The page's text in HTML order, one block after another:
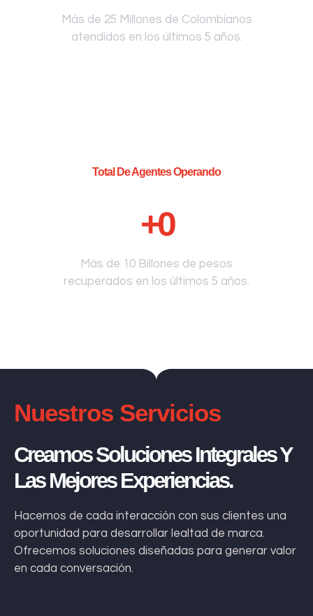
Más de 25 Millones de Colombianos
atendidos en los últimos 5 años.
Total De Agentes Operando
+0
Más de 10 Billones de pesos
recuperados en los últimos 5 años.
Nuestros Servicios
Creamos Soluciones Integrales Y
Las Mejores Experiencias.
Hacemos de cada interacción con sus clientes una
oportunidad para desarrollar lealtad de marca.
Ofrecemos soluciones diseñadas para generar valor
en cada conversación.